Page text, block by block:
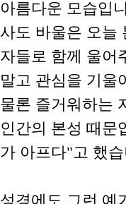
아름다운 모습입
사도 바울은 오늘
자들로 함께 울어
말고 관심을 기울
물론 즐거워하는
인간의 본성 때문
가 아프다"고 했
성경에도 그런 예